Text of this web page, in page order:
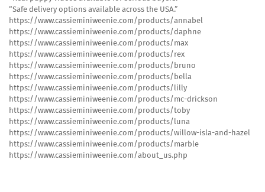
“Safe delivery options available across the USA.”
https://www.cassieminiweenie.com/products/annabel
https://www.cassieminiweenie.com/products/daphne
https://www.cassieminiweenie.com/products/max
https://www.cassieminiweenie.com/products/rex
https://www.cassieminiweenie.com/products/bruno
https://www.cassieminiweenie.com/products/bella
https://www.cassieminiweenie.com/products/lilly
https://www.cassieminiweenie.com/products/mc-drickson
https://www.cassieminiweenie.com/products/toby
https://www.cassieminiweenie.com/products/luna
https://www.cassieminiweenie.com/products/willow-isla-and-hazel
https://www.cassieminiweenie.com/products/marble
https://www.cassieminiweenie.com/about_us.php